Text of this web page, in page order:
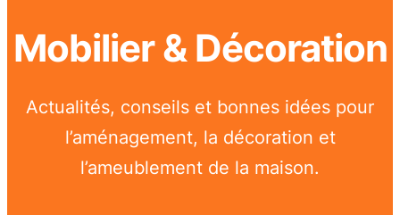
Mobilier & Décoration
Actualités, conseils et bonnes idées pour
l’aménagement, la décoration et
l’ameublement de la maison.